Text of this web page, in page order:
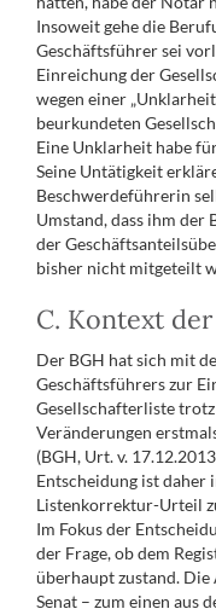
Insoweit gehe die
Geschäftsführer sei
Einreichung der
wegen einer
beurkundeten
Eine Unklarheit habe
Seine Untätigkeit
Beschwerdeführerin
Umstand, dass ihm
der
bisher nicht mitgeteilt
C. Kontext
Der BGH hat sich mit
Geschäftsführers zur
Gesellschafterliste
Veränderungen
(BGH, Urt. v.
Entscheidung ist daher
Listenkorrektur-Urteil
Im Fokus der
der Frage, ob dem
überhaupt zustand.
Senat – zum einen aus